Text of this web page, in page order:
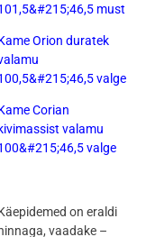
must
Orion duratek
valge
Corian
kivimassist valamu
valge
on eraldi
hinnaga, vaadake –